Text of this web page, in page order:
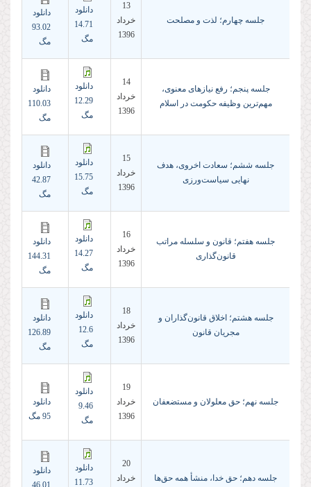
جلسه چهارم؛ لذت و مصلحت
13
خرداد
1396
دانلود
14.71
مگ
دانلود
93.02
مگ
جلسه پنجم؛ رفع نیازهای معنوی،
مهم‌ترین وظیفه حکومت در اسلام
14
خرداد
1396
دانلود
12.29
مگ
دانلود
110.03
مگ
جلسه ششم؛ سعادت اخروی، هدف
نهایی سیاست‌ورزی
15
خرداد
1396
دانلود
15.75
مگ
دانلود
42.87
مگ
جلسه هفتم؛ قانون و سلسله مراتب
قانون‌گذاری
16
خرداد
1396
دانلود
14.27
مگ
دانلود
144.31
مگ
جلسه هشتم؛ اخلاق قانون‌گذاران و
مجریان قانون
18
خرداد
1396
دانلود
12.6
مگ
دانلود
126.89
مگ
جلسه نهم؛ حق معلولان و مستضعفان
19
خرداد
1396
دانلود
9.46
مگ
دانلود
95 مگ
جلسه دهم؛ حق خدا، منشأ همه حق‌ها
20
خرداد
دانلود
11.73
دانلود
46.01